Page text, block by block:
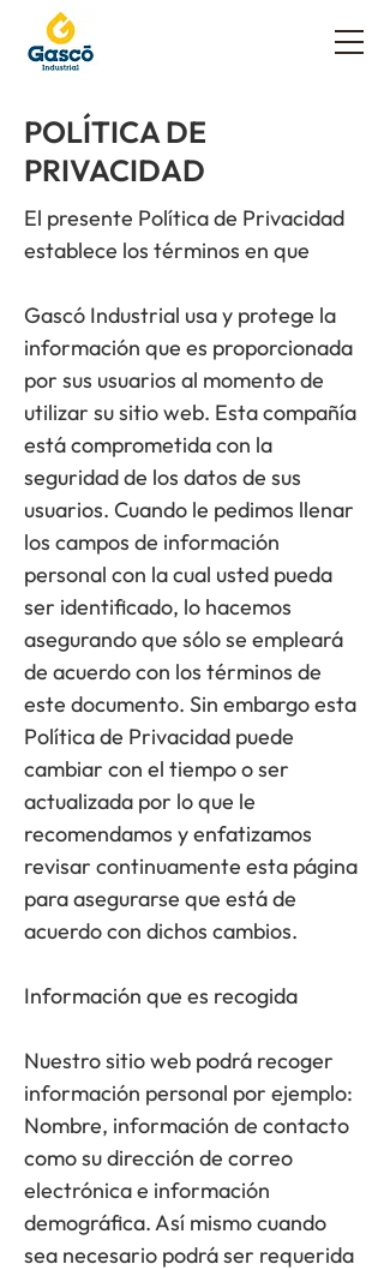
POLÍTICA DE
PRIVACIDAD
El presente Política de Privacidad
establece los términos en que
Gascó Industrial usa y protege la
información que es proporcionada
por sus usuarios al momento de
utilizar su sitio web. Esta compañía
está comprometida con la
seguridad de los datos de sus
usuarios. Cuando le pedimos llenar
los campos de información
personal con la cual usted pueda
ser identificado, lo hacemos
asegurando que sólo se empleará
de acuerdo con los términos de
este documento. Sin embargo esta
Política de Privacidad puede
cambiar con el tiempo o ser
actualizada por lo que le
recomendamos y enfatizamos
revisar continuamente esta página
para asegurarse que está de
acuerdo con dichos cambios.
Información que es recogida
Nuestro sitio web podrá recoger
información personal por ejemplo:
Nombre, información de contacto
como su dirección de correo
electrónica e información
demográfica. Así mismo cuando
sea necesario podrá ser requerida